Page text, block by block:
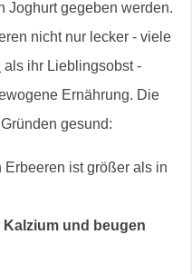
Joghurt gegeben werden.
nicht nur lecker - viele
als ihr Lieblingsobst -
Ernährung. Die
gesund:
Erbeeren ist größer als in
und beugen